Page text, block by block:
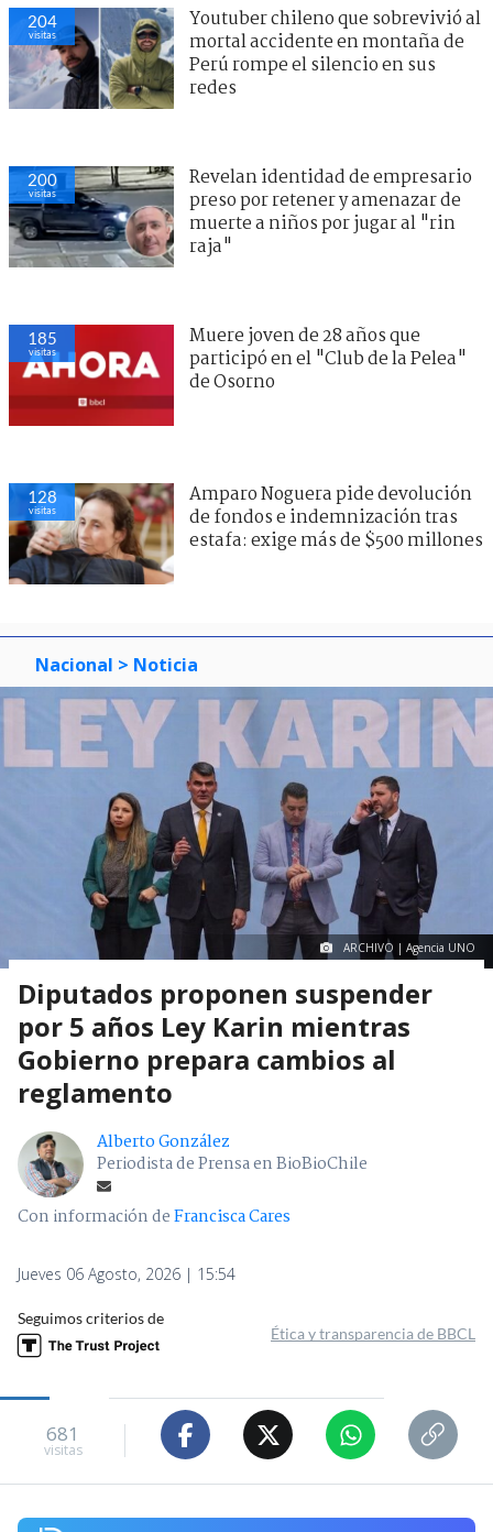
204
visitas
Youtuber chileno que sobrevivió al
mortal accidente en montaña de
Perú rompe el silencio en sus
redes
200
visitas
Revelan identidad de empresario
preso por retener y amenazar de
muerte a niños por jugar al "rin
raja"
185
visitas
Muere joven de 28 años que
participó en el "Club de la Pelea"
de Osorno
128
visitas
Amparo Noguera pide devolución
de fondos e indemnización tras
estafa: exige más de $500 millones
Nacional > Noticia
ARCHIVO | Agencia UNO
Diputados proponen suspender
por 5 años Ley Karin mientras
Gobierno prepara cambios al
reglamento
Alberto González
Periodista de Prensa en BioBioChile
Con información deFrancisca Cares
Jueves 06 Agosto, 2026 | 15:54
Seguimos criterios de
Ética y transparencia de BBCL
681
visitas